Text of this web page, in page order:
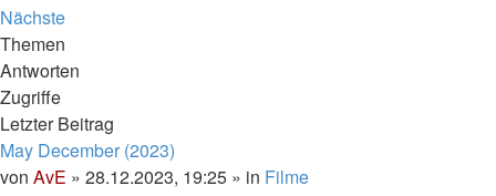
Nächste
Themen
Antworten
Zugriffe
Letzter Beitrag
May December (2023)
von AvE » 28.12.2023, 19:25 » in Filme